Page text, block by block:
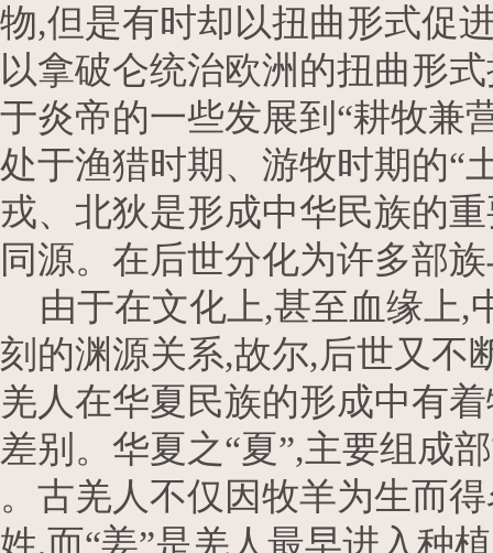
物,但是有时却以扭曲形式促
以拿破仑统治欧洲的扭曲形
于炎帝的一些发展到“耕牧兼
处于渔猎时期、游牧时期的“
戎、北狄是形成中华民族的
同源。在后世分化为许多部
由于在文化上,甚至血缘上,
刻的渊源关系,故尔,后世又不
羌人在华夏民族的形成中有
差别。华夏之“夏”,主要组成
。古羌人不仅因牧羊为生而
姓,而“姜”是羌人最早进入种